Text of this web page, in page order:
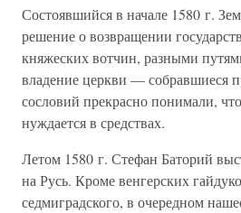
Состоявшийся в начале 1580 г.
решение о возвращении
княжеских вотчин, разными
владение церкви — собравшиеся
сословий прекрасно понимали,
нуждается в средствах.
Летом 1580 г. Стефан Баторий
на Русь. Кроме венгерских
седмиградского, в очередном